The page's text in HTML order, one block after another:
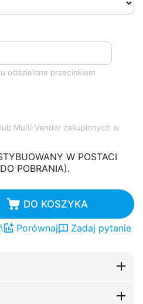
oddzielone przecinkiem
Multi-Vendor zakupionych w
W POSTACI
POBRANIA).
DO KOSZYKA
Porównaj Zadaj pytanie